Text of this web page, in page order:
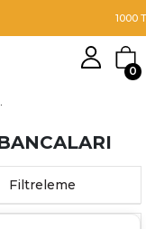
Siparişleriniz İçin
0
Filtreleme